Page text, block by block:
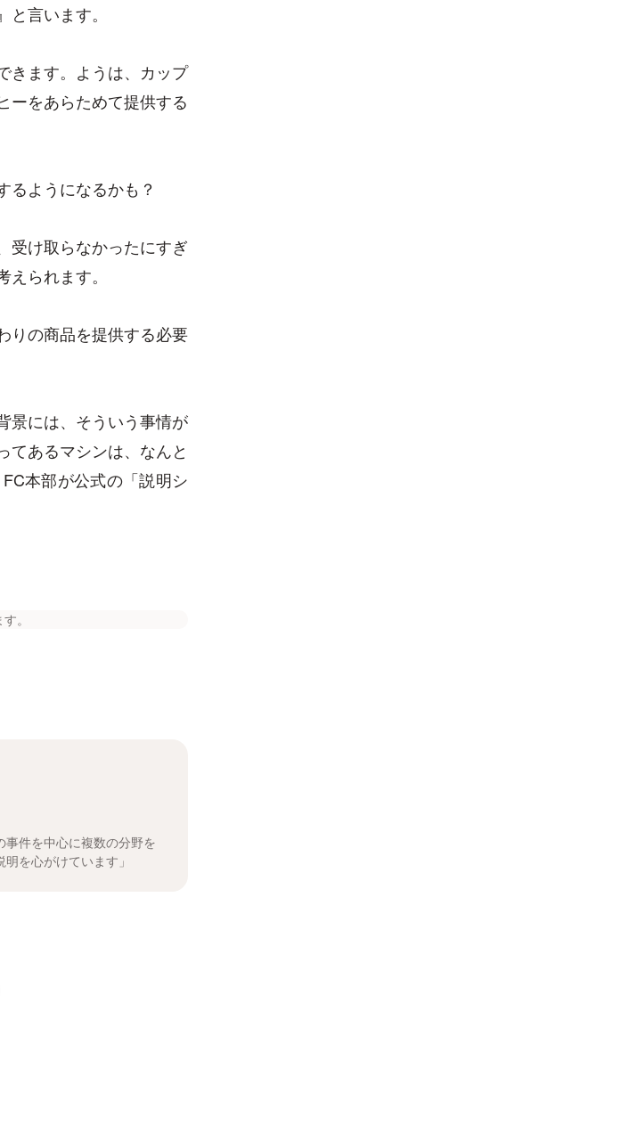
言います。
きます。ようは、カップ
ーをあらためて提供する
ようになるかも？
受け取らなかったにすぎ
られます。
りの商品を提供する必要
景には、そういう事情が
てあるマシンは、なんと
本部が公式の「説明シ
。
件を中心に複数の分野を
を心がけています」